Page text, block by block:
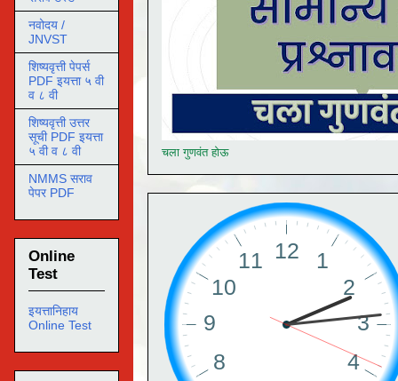
चला गुणवंत होऊ
नवोदय /
JNVST
शिष्यवृत्ती पेपर्स
PDF इयत्ता ५ वी
व ८ वी
शिष्यवृत्ती उत्तर
सूची PDF इयत्ता
५ वी व ८ वी
NMMS सराव
पेपर PDF
Online
Test
इयत्तानिहाय
Online Test